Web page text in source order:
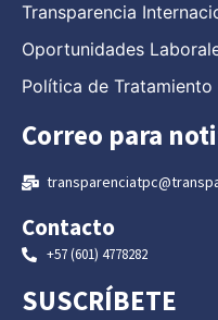
Transparencia
Oportunidades
Política de
Correo para
Contacto
+57 (601) 4778282
SUSCRÍBETE